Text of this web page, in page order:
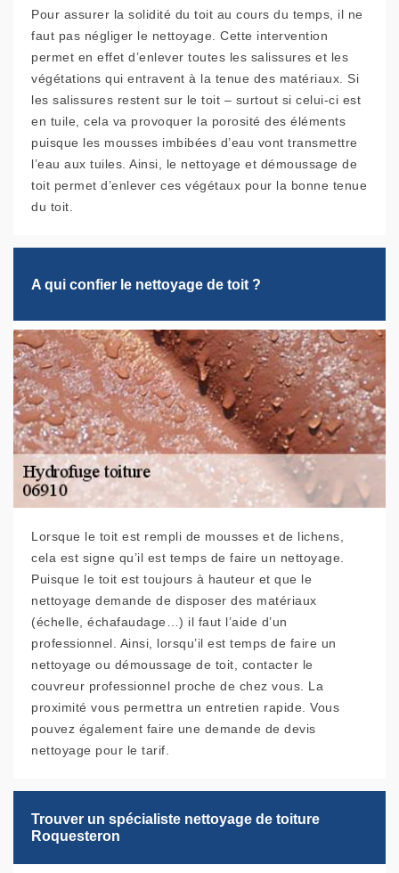
Pour assurer la solidité du toit au cours du temps, il ne
faut pas négliger le nettoyage. Cette intervention
permet en effet d’enlever toutes les salissures et les
végétations qui entravent à la tenue des matériaux. Si
les salissures restent sur le toit – surtout si celui-ci est
en tuile, cela va provoquer la porosité des éléments
puisque les mousses imbibées d’eau vont transmettre
l’eau aux tuiles. Ainsi, le nettoyage et démoussage de
toit permet d’enlever ces végétaux pour la bonne tenue
du toit.
A qui confier le nettoyage de toit ?
Lorsque le toit est rempli de mousses et de lichens,
cela est signe qu’il est temps de faire un nettoyage.
Puisque le toit est toujours à hauteur et que le
nettoyage demande de disposer des matériaux
(échelle, échafaudage…) il faut l’aide d’un
professionnel. Ainsi, lorsqu’il est temps de faire un
nettoyage ou démoussage de toit, contacter le
couvreur professionnel proche de chez vous. La
proximité vous permettra un entretien rapide. Vous
pouvez également faire une demande de devis
nettoyage pour le tarif.
Trouver un spécialiste nettoyage de toiture
Roquesteron